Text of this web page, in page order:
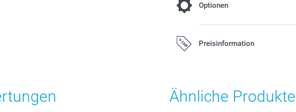
Optionen
Sommerliche Temperaturen?
Preisinformation
zzgl. Versandkosten.
Ähnliche Produkte